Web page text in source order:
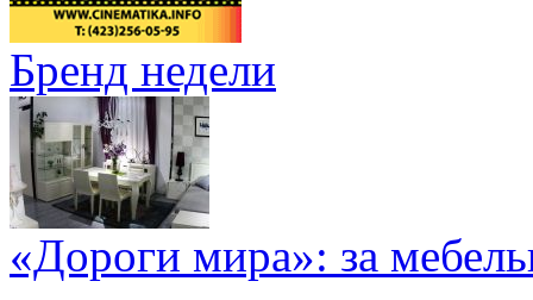
Бренд недели
«Дороги мира»: за